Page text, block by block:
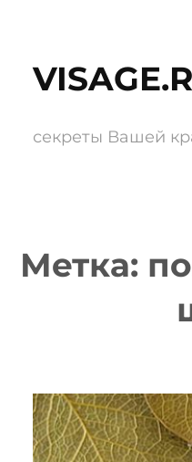
содержимому
секреты Вашей
Метка: